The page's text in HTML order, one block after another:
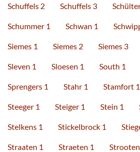
Schuffels 2 Schuffels 3
Schummer 1 Schwan 1
Siemes 1 Siemes 2 Siemes 3
Sleven 1 Sloesen 1 South 1
Sprengers 1 Stahr 1 Stamfort 1
Steeger 1 Steiger 1 Stein 1
Stelkens 1 Stickelbrock 1
Straaten 1 Straeten 1